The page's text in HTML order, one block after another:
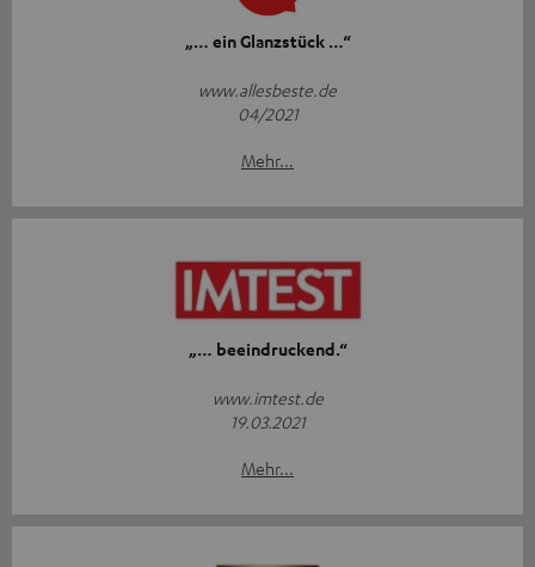
„… ein Glanzstück …“
www.allesbeste.de
04/2021
Mehr...
„… beeindruckend.“
www.imtest.de
19.03.2021
Mehr...